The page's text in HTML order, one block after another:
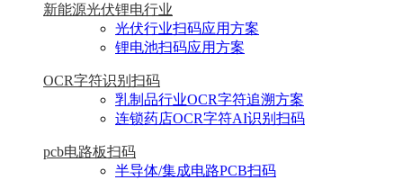
新能源光伏锂电行业
光伏行业扫码应用方案
锂电池扫码应用方案
OCR字符识别扫码
乳制品行业OCR字符追溯方案
连锁药店OCR字符AI识别扫码
pcb电路板扫码
半导体/集成电路PCB扫码